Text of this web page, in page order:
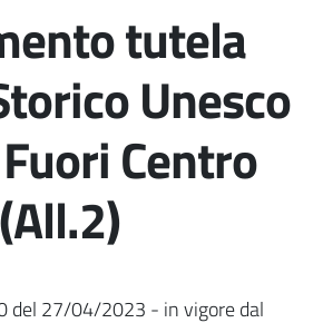
tutela
Unesco
Centro
del 27/04/2023 - in vigore dal